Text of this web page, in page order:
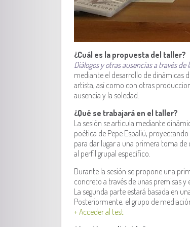
¿Cuál es la propuesta del taller?
Diálogos y otras ausencias a través de
mediante el desarrollo de dinámicas
artista, así como con otras
ausencia y la soledad.
¿Qué se trabajará en el taller?
La sesión se articula mediante
poética de Pepe Espaliú,
para dar lugar a una primera toma
al perfil grupal específico.
Durante la sesión se propone una
concreto a través de unas premisas
La segunda parte estará basada en
Posteriormente, el grupo de
+ Acceder al test